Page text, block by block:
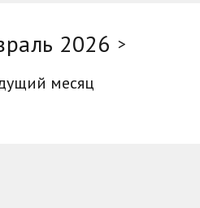
2026 >
месяц